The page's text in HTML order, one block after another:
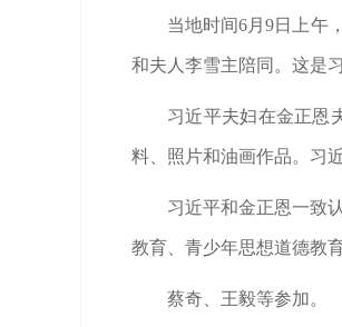
当地时间6月9日上午
和夫人李雪主陪同。这是
习近平夫妇在金正恩
料、照片和油画作品。习
习近平和金正恩一致
教育、青少年思想道德教
蔡奇、王毅等参加。